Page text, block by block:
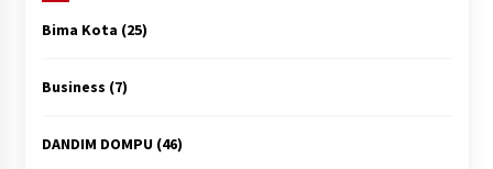
Bima Kota (25)
Business (7)
DANDIM DOMPU(46)